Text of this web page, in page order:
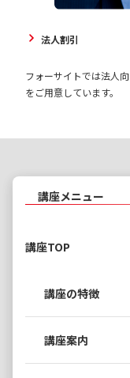
法人割引
フォーサイトでは法人
をご用意しています。
講座メニュー
講座TOP
講座の特徴
講座案内